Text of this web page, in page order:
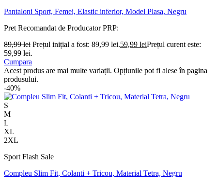
Pantaloni Sport, Femei, Elastic inferior, Model Plasa, Negru
Pret Recomandat de ProducatorPRP:
89,99lei Prețul inițial a fost: 89,99 lei.59,99 leiPrețul curent este:
59,99 lei.
Cumpara
Acest produs are mai multe variații. Opțiunile pot fi alese în pagina
produsului.
-40%
S
M
L
XL
2XL
Sport Flash Sale
Compleu Slim Fit, Colanti + Tricou, Material Tetra, Negru